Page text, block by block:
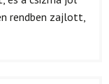
rendben zajlott,